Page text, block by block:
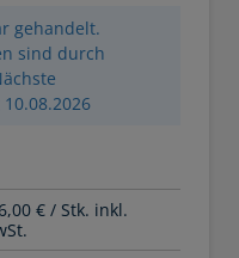
gehandelt.
sind durch
€ / Stk. inkl.